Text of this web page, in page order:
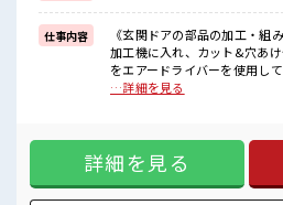
■職場の雰囲気
《男女スタッフさんが活躍中》フォロー
無料駐車場完備！
休憩室完備！
ロッカー完備！
キレイに整備された働きやす職場です！
仕事内容
《玄関ドアの部品の加工・組
加工機に入れ、カット&穴あ
をエアードライバーを使用し
かい備品の組み付け ・完成品の梱包 ■お仕事PR 組立
プライベートの時間もしっか
り奇抜すぎはNGですが基本的
へ)☆ 制服アリなのでナニ着て
服通勤OK！ 最初は誰でも未
…詳細を見る
詳細を見る